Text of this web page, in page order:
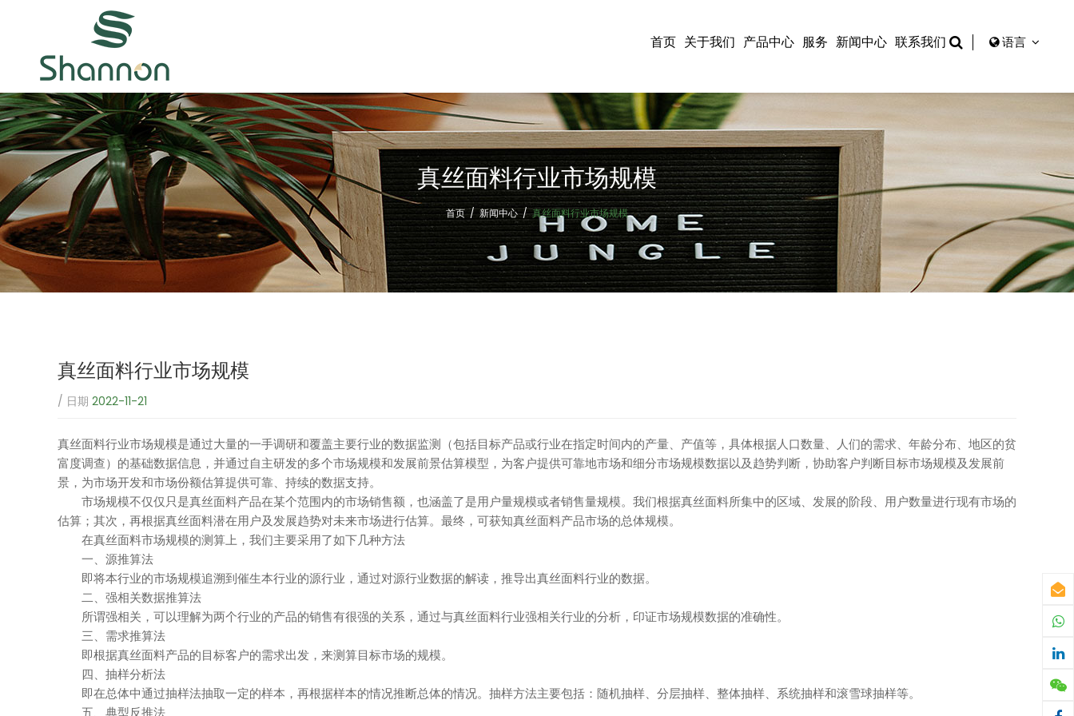
语言
首页 关于我们 产品中心 服务 新闻中心 联系我们
真丝面料行业市场规模
首页/ 新闻中心/真丝面料行业市场规模
真丝面料行业市场规模
/ 日期 2022-11-21
真丝面料行业市场规模是通过大量的一手调研和覆盖主要行业的数据监测（包括目标产品或行业在指定时间内的产量、产值等，具体根据人口数量、人们的需求、年龄分布、地区的贫
富度调查）的基础数据信息，并通过自主研发的多个市场规模和发展前景估算模型，为客户提供可靠地市场和细分市场规模数据以及趋势判断，协助客户判断目标市场规模及发展前
景，为市场开发和市场份额估算提供可靠、持续的数据支持。
市场规模不仅仅只是真丝面料产品在某个范围内的市场销售额，也涵盖了是用户量规模或者销售量规模。我们根据真丝面料所集中的区域、发展的阶段、用户数量进行现有市场的
估算；其次，再根据真丝面料潜在用户及发展趋势对未来市场进行估算。最终，可获知真丝面料产品市场的总体规模。
在真丝面料市场规模的测算上，我们主要采用了如下几种方法
一、源推算法
即将本行业的市场规模追溯到催生本行业的源行业，通过对源行业数据的解读，推导出真丝面料行业的数据。
二、强相关数据推算法
所谓强相关，可以理解为两个行业的产品的销售有很强的关系，通过与真丝面料行业强相关行业的分析，印证市场规模数据的准确性。
三、需求推算法
即根据真丝面料产品的目标客户的需求出发，来测算目标市场的规模。
四、抽样分析法
即在总体中通过抽样法抽取一定的样本，再根据样本的情况推断总体的情况。抽样方法主要包括：随机抽样、分层抽样、整体抽样、系统抽样和滚雪球抽样等。
五、典型反推法